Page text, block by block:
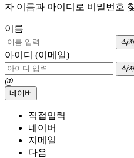
자 이름과 아이디로 비밀번호
이름
삭
아이디 (이메일)
삭
@
네이버
직접입력
네이버
지메일
다음